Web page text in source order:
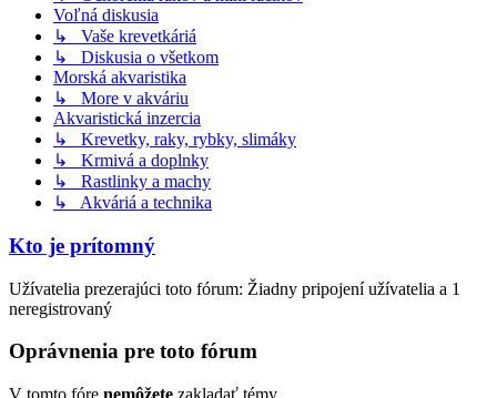
Voľná diskusia
↳ Vaše krevetkáriá
↳ Diskusia o všetkom
Morská akvaristika
↳ More v akváriu
Akvaristická inzercia
↳ Krevetky, raky, rybky, slimáky
↳ Krmivá a doplnky
↳ Rastlinky a machy
↳ Akváriá a technika
Kto je prítomný
Užívatelia prezerajúci toto fórum: Žiadny pripojení užívatelia a 1
neregistrovaný
Oprávnenia pre toto fórum